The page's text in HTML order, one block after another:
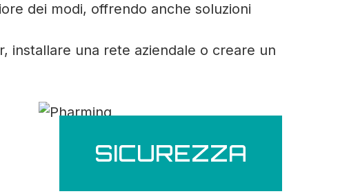
dei modi, offrendo anche soluzioni
installare una rete aziendale o creare un
SICUREZZA